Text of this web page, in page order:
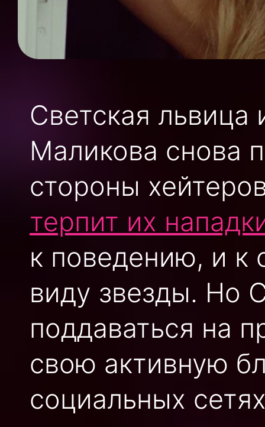
Светская
Маликова снова
стороны
терпит их
к поведению, и к
виду звезды. Но
поддаваться на
свою активную
социальных